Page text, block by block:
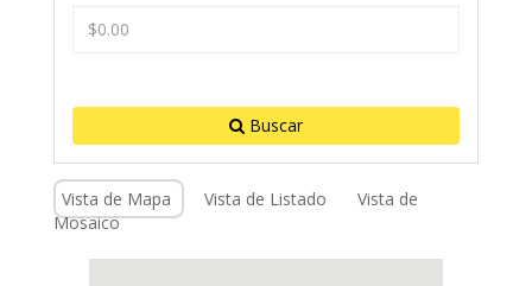
Buscar
Vista de Mapa Vista de Listado
Vista de
Mosaico